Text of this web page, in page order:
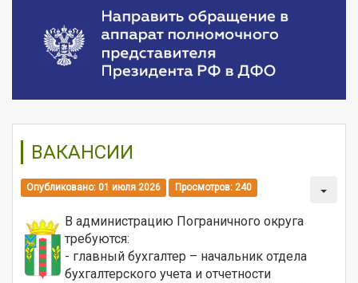
ВАКАНСИИ
Опубликовано: 01 июля 2026 Просмотров: 240
В администрацию Пограничного округа
требуются:
- главный бухгалтер – начальник отдела
бухгалтерского учета и отчетности